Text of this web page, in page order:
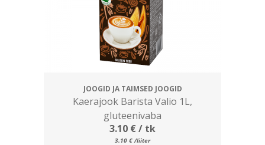
JOOGID JA TAIMSED JOOGID
Kaerajook Barista Valio 1L,
gluteenivaba
3.10 €/ tk
3.10 € /liiter